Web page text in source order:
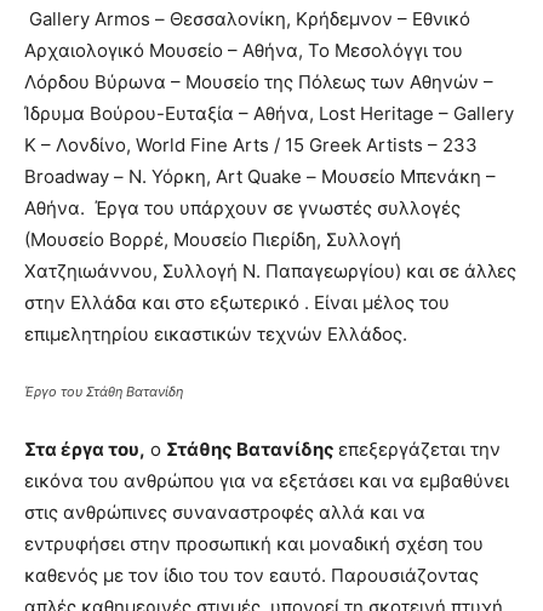
Gallery Armos – Θεσσαλονίκη, Κρήδεμνον – Εθνικό
Αρχαιολογικό Μουσείο – Αθήνα, Το Μεσολόγγι του
Λόρδου Βύρωνα – Μουσείο της Πόλεως των Αθηνών –
Ίδρυμα Βούρου-Ευταξία – Αθήνα, Lost Heritage – Gallery
K – Λονδίνο, World Fine Arts / 15 Greek Artists – 233
Broadway – Ν. Υόρκη, Art Quake – Μουσείο Μπενάκη –
Αθήνα. Έργα του υπάρχουν σε γνωστές συλλογές
(Μουσείο Βορρέ, Μουσείο Πιερίδη, Συλλογή
Χατζηιωάννου, Συλλογή Ν. Παπαγεωργίου) και σε άλλες
στην Ελλάδα και στο εξωτερικό . Είναι μέλος του
επιμελητηρίου εικαστικών τεχνών Ελλάδος.
Έργο του Στάθη Βατανίδη
Στα έργα του, ο Στάθης Βατανίδης επεξεργάζεται την
εικόνα του ανθρώπου για να εξετάσει και να εμβαθύνει
στις ανθρώπινες συναναστροφές αλλά και να
εντρυφήσει στην προσωπική και μοναδική σχέση του
καθενός με τον ίδιο του τον εαυτό. Παρουσιάζοντας
απλές καθημερινές στιγμές, υπονοεί τη σκοτεινή πτυχή